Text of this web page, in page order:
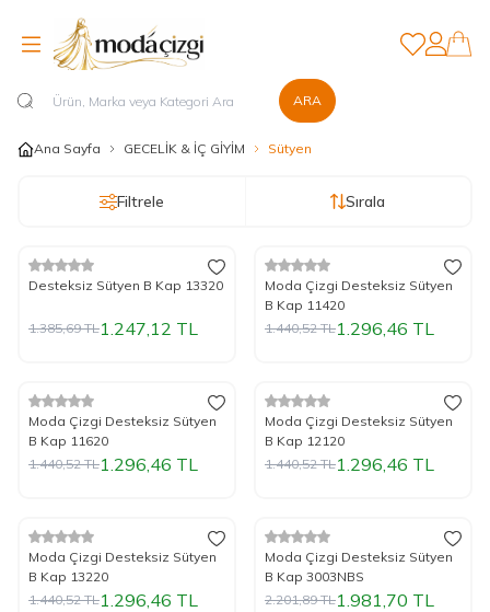
ARA
Hesabım
Favorilerim
Ana Sayfa GECELİK & İÇ GİYİM Sütyen
Filtrele Sırala
%10İndirim
Yeni
Desteksiz Sütyen B Kap 13320
1.385,69TL1.247,12 TL
%10İndirim
Yeni
Moda Çizgi Desteksiz Sütyen
B Kap 11420
1.440,52TL1.296,46 TL
%10İndirim
Yeni
Moda Çizgi Desteksiz Sütyen
B Kap 11620
1.440,52TL1.296,46 TL
%10İndirim
Yeni
Moda Çizgi Desteksiz Sütyen
B Kap 12120
1.440,52TL1.296,46 TL
%10İndirim
Yeni
Moda Çizgi Desteksiz Sütyen
B Kap 13220
1.440,52TL1.296,46 TL
%10İndirim
Yeni
Moda Çizgi Desteksiz Sütyen
B Kap 3003NBS
2.201,89TL1.981,70 TL